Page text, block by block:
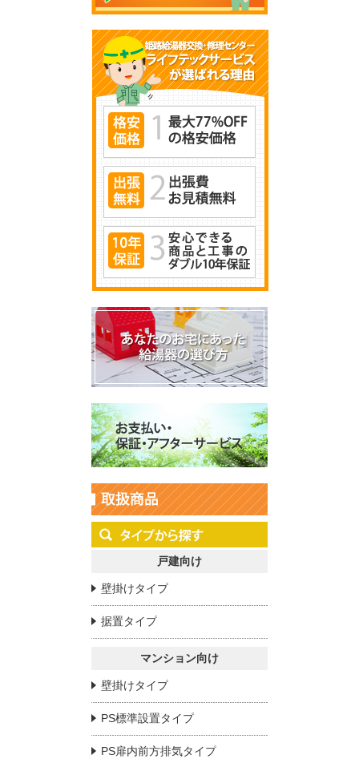
戸建向け
壁掛けタイプ
据置タイプ
マンション向け
壁掛けタイプ
PS標準設置タイプ
PS扉内前方排気タイプ